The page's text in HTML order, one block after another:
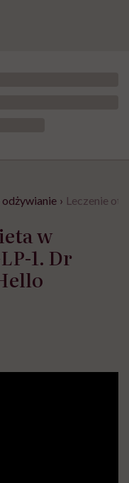
› Leczenie
w
1. Dr